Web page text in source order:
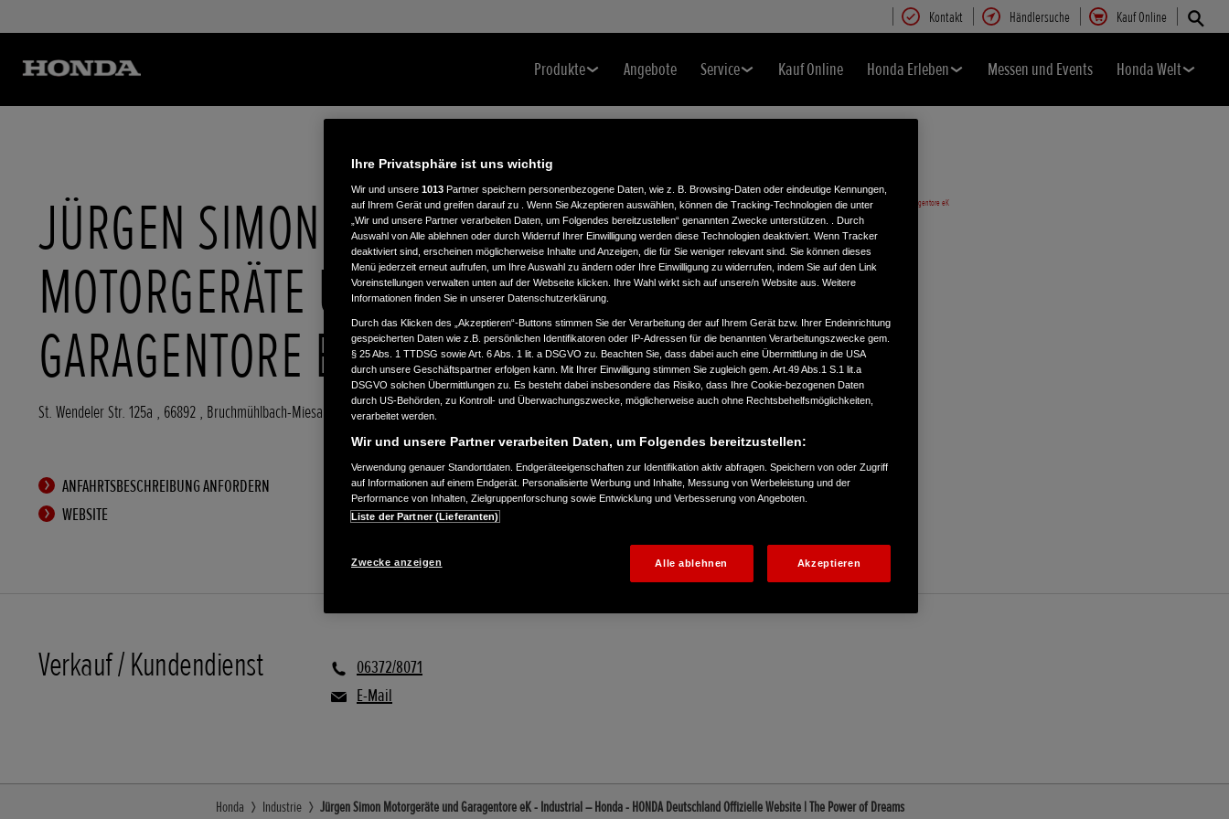
Kontakt Händlersuche Kauf Online
Produkte Angebote Service Kauf Online Honda Erleben Messen und Events Honda Welt
JÜRGEN SIMON
MOTORGERÄTE UND
GARAGENTORE EK
St. Wendeler Str. 125a , 66892 , Bruchmühlbach-Miesau
ANFAHRTSBESCHREIBUNG ANFORDERN
WEBSITE
Verkauf / Kundendienst
06372/8071
E-Mail
Honda Industrie Jürgen Simon Motorgeräte und Garagentore eK - Industrial – Honda - HONDA Deutschland Offizielle Website | The Power of Dreams
Ihre Privatsphäre ist uns wichtig
Wir und unsere 1013 Partner speichern personenbezogene Daten, wie z. B. Browsing-Daten oder eindeutige Kennungen,
auf Ihrem Gerät und greifen darauf zu . Wenn Sie Akzeptieren auswählen, können die Tracking-Technologien die unter
„Wir und unsere Partner verarbeiten Daten, um Folgendes bereitzustellen“ genannten Zwecke unterstützen. . Durch
Auswahl von Alle ablehnen oder durch Widerruf Ihrer Einwilligung werden diese Technologien deaktiviert. Wenn Tracker
deaktiviert sind, erscheinen möglicherweise Inhalte und Anzeigen, die für Sie weniger relevant sind. Sie können dieses
Menü jederzeit erneut aufrufen, um Ihre Auswahl zu ändern oder Ihre Einwilligung zu widerrufen, indem Sie auf den Link
Voreinstellungen verwalten unten auf der Webseite klicken. Ihre Wahl wirkt sich auf unsere/n Website aus. Weitere
Informationen finden Sie in unserer Datenschutzerklärung.
Durch das Klicken des „Akzeptieren“-Buttons stimmen Sie der Verarbeitung der auf Ihrem Gerät bzw. Ihrer Endeinrichtung
gespeicherten Daten wie z.B. persönlichen Identifikatoren oder IP-Adressen für die benannten Verarbeitungszwecke gem.
§ 25 Abs. 1 TTDSG sowie Art. 6 Abs. 1 lit. a DSGVO zu. Beachten Sie, dass dabei auch eine Übermittlung in die USA
durch unsere Geschäftspartner erfolgen kann. Mit Ihrer Einwilligung stimmen Sie zugleich gem. Art.49 Abs.1 S.1 lit.a
DSGVO solchen Übermittlungen zu. Es besteht dabei insbesondere das Risiko, dass Ihre Cookie-bezogenen Daten
durch US-Behörden, zu Kontroll- und Überwachungszwecke, möglicherweise auch ohne Rechtsbehelfsmöglichkeiten,
verarbeitet werden.
Wir und unsere Partner verarbeiten Daten, um Folgendes bereitzustellen:
Verwendung genauer Standortdaten. Endgeräteeigenschaften zur Identifikation aktiv abfragen. Speichern von oder Zugriff
auf Informationen auf einem Endgerät. Personalisierte Werbung und Inhalte, Messung von Werbeleistung und der
Performance von Inhalten, Zielgruppenforschung sowie Entwicklung und Verbesserung von Angeboten.
Liste der Partner (Lieferanten)
Zwecke anzeigen Alle ablehnen Akzeptieren